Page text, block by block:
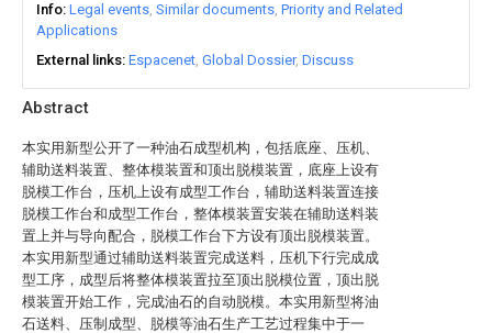
Abstract
本实用新型公开了一种油石成型机构，包括底座、压机、
辅助送料装置、整体模装置和顶出脱模装置，底座上设有
脱模工作台，压机上设有成型工作台，辅助送料装置连接
脱模工作台和成型工作台，整体模装置安装在辅助送料装
置上并与导向配合，脱模工作台下方设有顶出脱模装置。
本实用新型通过辅助送料装置完成送料，压机下行完成成
型工序，成型后将整体模装置拉至顶出脱模位置，顶出脱
模装置开始工作，完成油石的自动脱模。本实用新型将油
石送料、压制成型、脱模等油石生产工艺过程集中于一
Info Legal events Similar documents Priority and Related
Applications
External links Espacenet Global Dossier Discuss